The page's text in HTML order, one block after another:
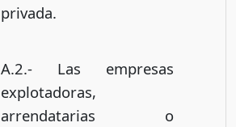
privada.
A.2.- Las empresas
explotadoras,
arrendatarias o